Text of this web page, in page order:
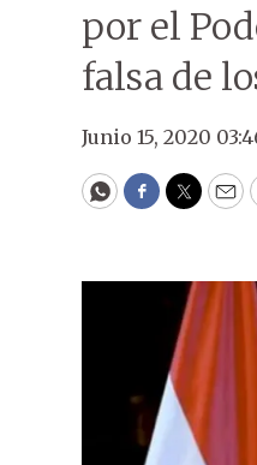
por el
falsa de
Junio 15, 2020
WhatsApp
Facebook